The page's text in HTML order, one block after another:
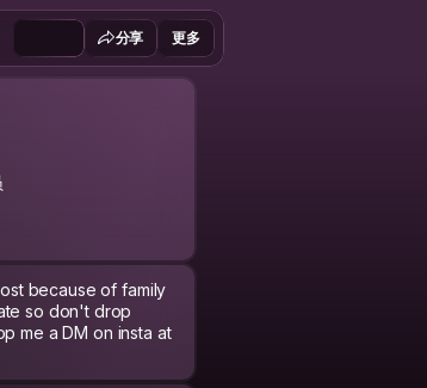
分享 更多
because of family
so don't drop
me a DM on insta at